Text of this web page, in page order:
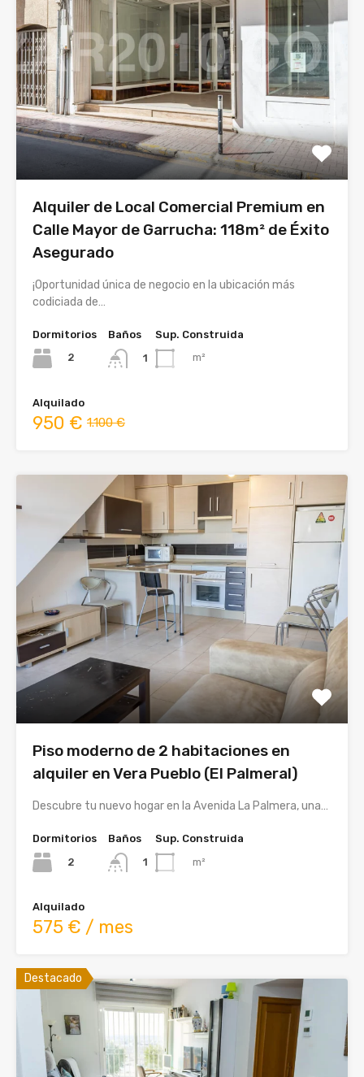
Alquiler de Local Comercial Premium en
Calle Mayor de Garrucha: 118m² de Éxito
Asegurado
¡Oportunidad única de negocio en la ubicación más
codiciada de…
Dormitorios
2
Baños
1
Sup. Construida
m²
Alquilado
950 € 1.100 €
Piso moderno de 2 habitaciones en
alquiler en Vera Pueblo (El Palmeral)
Descubre tu nuevo hogar en la Avenida La Palmera, una…
Dormitorios
2
Baños
1
Sup. Construida
m²
Alquilado
575 € / mes
Destacado